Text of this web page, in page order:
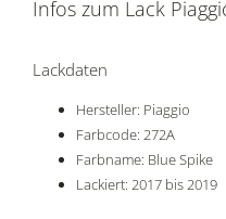
Infos zum Lack
Lackdaten
Hersteller: Piaggio
Farbcode: 272A
Farbname: Blue Spike
Lackiert: 2017 bis 2019